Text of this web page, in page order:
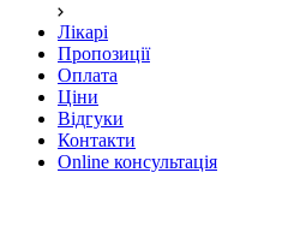
Лікарі
Пропозиції
Оплата
Ціни
Відгуки
Контакти
Online консультація